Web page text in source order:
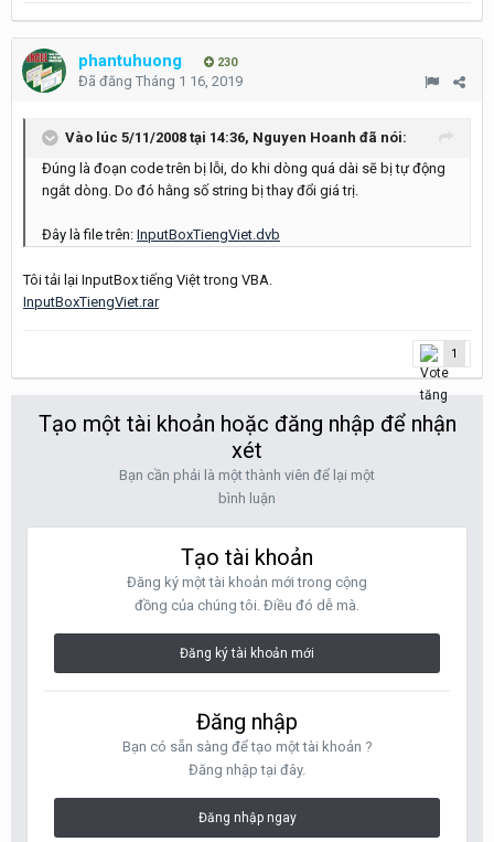
phantuhuong 230
Đã đăng Tháng 1 16, 2019
Vào lúc 5/11/2008 tại 14:36, Nguyen Hoanh đã nói:
Đúng là đoạn code trên bị lỗi, do khi dòng quá dài sẽ bị tự động
ngắt dòng. Do đó hằng số string bị thay đổi giá trị.
Đây là file trên: InputBoxTiengViet.dvb
Tôi tải lại InputBox tiếng Việt trong VBA.
InputBoxTiengViet.rar
1
Tạo một tài khoản hoặc đăng nhập để nhận
xét
Bạn cần phải là một thành viên để lại một
bình luận
Tạo tài khoản
Đăng ký một tài khoản mới trong cộng
đồng của chúng tôi. Điều đó dễ mà.
Đăng ký tài khoản mới
Đăng nhập
Bạn có sẵn sàng để tạo một tài khoản ?
Đăng nhập tại đây.
Đăng nhập ngay